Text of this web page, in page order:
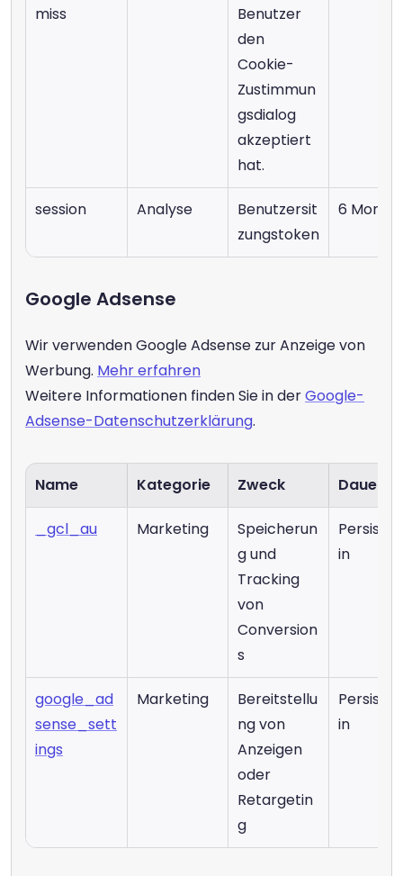
miss
Benutzer
den
Cookie-
Zustimmun
gsdialog
akzeptiert
hat.
session Analyse
Benutzersit
zungstoken
6
Google Adsense
Wir verwenden Google Adsense zur Anzeige von
Werbung. Mehr erfahren
Weitere Informationen finden Sie in der Google-
Adsense-Datenschutzerklärung.
Name Kategorie Zweck Dauer
_gcl_au Marketing
Speicherun
g und
Tracking
von
Conversion
s
in
google_ad
sense_sett
ings
Marketing
Bereitstellu
ng von
Anzeigen
oder
Retargetin
g
in